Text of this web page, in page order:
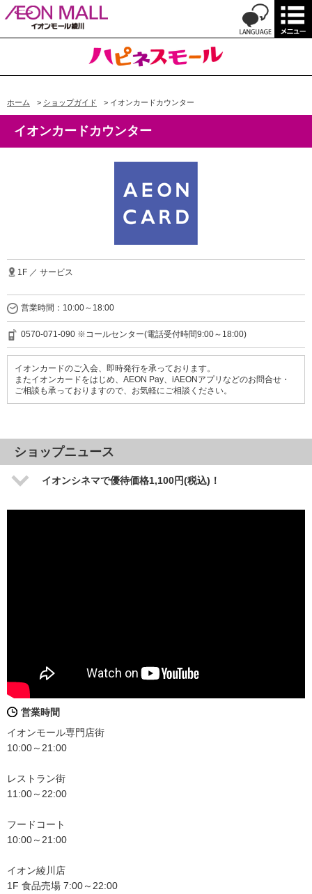
ホーム > ショップガイド > イオンカードカウンター
イオンカードカウンター
1F ／ サービス
営業時間：10:00～18:00
0570-071-090 ※コールセンター(電話受付時間9:00～18:00)
イオンカードのご入会、即時発行を承っております。
またイオンカードをはじめ、AEON Pay、iAEONアプリなどのお問合せ・
ご相談も承っておりますので、お気軽にご相談ください。
ショップニュース
イオンシネマで優待価格1,100円(税込)！
営業時間
イオンモール専門店街
10:00～21:00
レストラン街
11:00～22:00
フードコート
10:00～21:00
イオン綾川店
1F 食品売場 7:00～22:00